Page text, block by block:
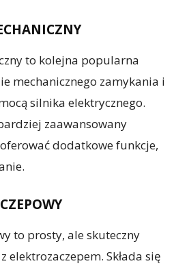
to kolejna popularna
mechanicznego zamykania i
silnika elektrycznego.
zaawansowany
dodatkowe funkcje,
to prosty, ale skuteczny
Składa się